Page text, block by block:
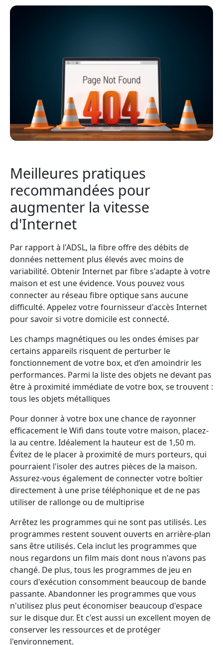
Meilleures pratiques
recommandées pour
augmenter la vitesse
d'Internet
Par rapport à l'ADSL, la fibre offre des débits de
données nettement plus élevés avec moins de
variabilité. Obtenir Internet par fibre s'adapte à votre
maison et est une évidence. Vous pouvez vous
connecter au réseau fibre optique sans aucune
difficulté. Appelez votre fournisseur d'accès Internet
pour savoir si votre domicile est connecté.
Les champs magnétiques ou les ondes émises par
certains appareils risquent de perturber le
fonctionnement de votre box, et d’en amoindrir les
performances. Parmi la liste des objets ne devant pas
être à proximité immédiate de votre box, se trouvent :
tous les objets métalliques
Pour donner à votre box une chance de rayonner
efficacement le Wifi dans toute votre maison, placez-
la au centre. Idéalement la hauteur est de 1,50 m.
Évitez de le placer à proximité de murs porteurs, qui
pourraient l'isoler des autres pièces de la maison.
Assurez-vous également de connecter votre boîtier
directement à une prise téléphonique et de ne pas
utiliser de rallonge ou de multiprise
Arrêtez les programmes qui ne sont pas utilisés. Les
programmes restent souvent ouverts en arrière-plan
sans être utilisés. Cela inclut les programmes que
nous regardons un film mais dont nous n'avons pas
changé. De plus, tous les programmes de jeu en
cours d'exécution consomment beaucoup de bande
passante. Abandonner les programmes que vous
n'utilisez plus peut économiser beaucoup d'espace
sur le disque dur. Et c'est aussi un excellent moyen de
conserver les ressources et de protéger
l'environnement.